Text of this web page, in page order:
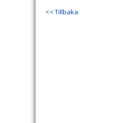
<< Tillbaka